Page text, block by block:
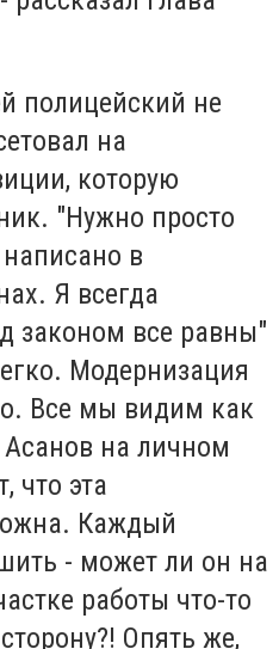
полицейский не
на
которую
"Нужно просто
в
Я всегда
законом все равны"
Модернизация
Все мы видим как
на личном
что эта
Каждый
- может ли он на
работы что-то
Опять же,